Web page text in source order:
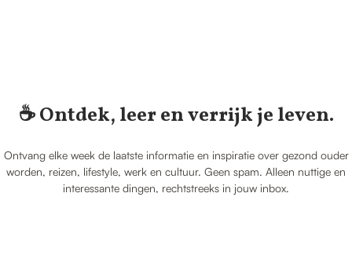
☕️ Ontdek, leer en verrijk je leven.
Ontvang elke week de laatste informatie en inspiratie over gezond ouder
worden, reizen, lifestyle, werk en cultuur. Geen spam. Alleen nuttige en
interessante dingen, rechtstreeks in jouw inbox.